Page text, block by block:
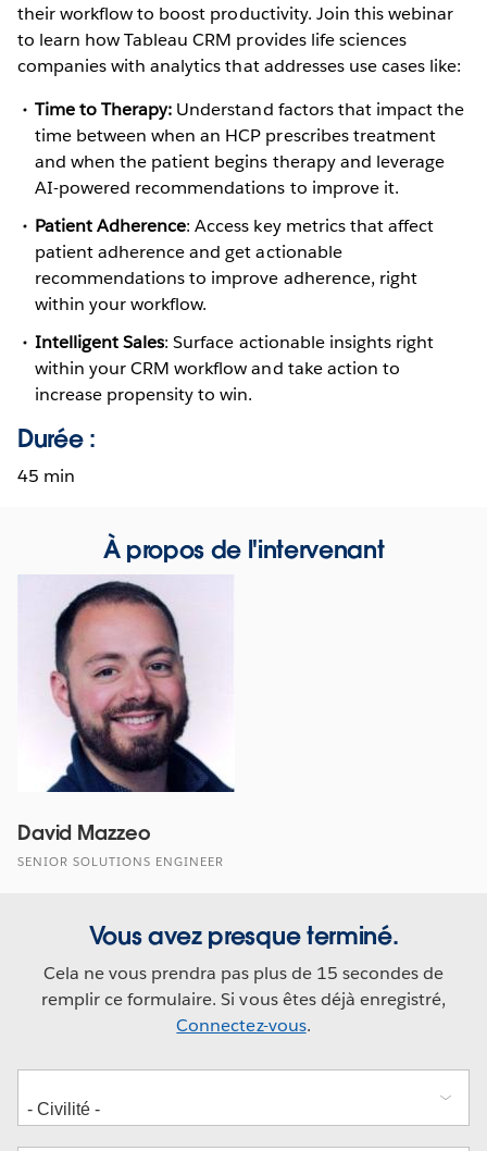
their workflow to boost productivity. Join this webinar
to learn how Tableau CRM provides life sciences
companies with analytics that addresses use cases like:
Time to Therapy: Understand factors that impact the
time between when an HCP prescribes treatment
and when the patient begins therapy and leverage
AI-powered recommendations to improve it.
Patient Adherence: Access key metrics that affect
patient adherence and get actionable
recommendations to improve adherence, right
within your workflow.
Intelligent Sales: Surface actionable insights right
within your CRM workflow and take action to
increase propensity to win.
Durée :
45 min
À propos de l'intervenant
David Mazzeo
SENIOR SOLUTIONS ENGINEER
Vous avez presque terminé.
Cela ne vous prendra pas plus de 15 secondes de
remplir ce formulaire. Si vous êtes déjà enregistré,
Connectez-vous.